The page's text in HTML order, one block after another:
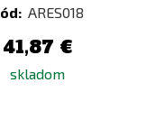
ARES018
41,87 €
skladom